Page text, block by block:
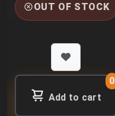
OUT OF STOCK
Add to cart
0